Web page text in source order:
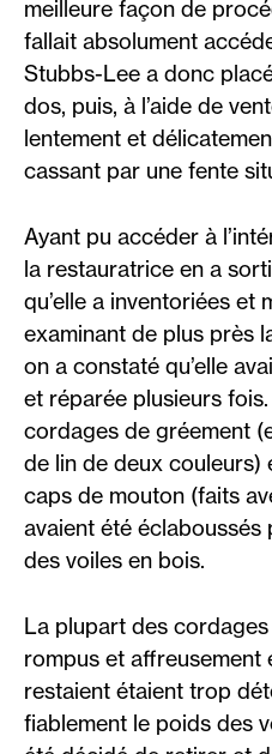
meilleure façon de
fallait absolument
Stubbs-Lee a donc
dos, puis, à l’aide de
lentement et
cassant par une fente
Ayant pu accéder à
la restauratrice en a
qu’elle a inventoriées et
examinant de plus près
on a constaté qu’elle
et réparée plusieurs
cordages de gréement
de lin de deux couleurs)
caps de mouton (faits
avaient été
des voiles en bois.
La plupart des
rompus et affreusement
restaient étaient trop
fiablement le poids des